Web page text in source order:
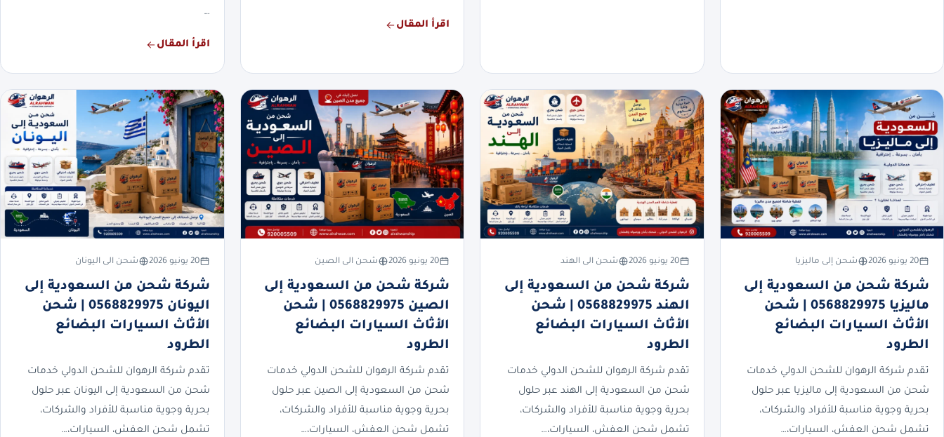
اقرأ المقال
…
اقرأ المقال
20 يونيو 2026 شحن إلى ماليزيا
شركة شحن من السعودية إلى
ماليزيا 0568829975 | شحن
الأثاث السيارات البضائع
الطرود
تقدم شركة الرهوان للشحن الدولي خدمات
شحن من السعودية إلى ماليزيا عبر حلول
بحرية وجوية مناسبة للأفراد والشركات،
تشمل شحن العفش، السيارات،…
20 يونيو 2026 شحن الى الهند
شركة شحن من السعودية إلى
الهند 0568829975 | شحن
الأثاث السيارات البضائع
الطرود
تقدم شركة الرهوان للشحن الدولي خدمات
شحن من السعودية إلى الهند عبر حلول
بحرية وجوية مناسبة للأفراد والشركات،
تشمل شحن العفش، السيارات،…
20 يونيو 2026 شحن الى الصين
شركة شحن من السعودية إلى
الصين 0568829975 | شحن
الأثاث السيارات البضائع
الطرود
تقدم شركة الرهوان للشحن الدولي خدمات
شحن من السعودية إلى الصين عبر حلول
بحرية وجوية مناسبة للأفراد والشركات،
تشمل شحن العفش، السيارات،…
20 يونيو 2026 شحن الى اليونان
شركة شحن من السعودية إلى
اليونان 0568829975 | شحن
الأثاث السيارات البضائع
الطرود
تقدم شركة الرهوان للشحن الدولي خدمات
شحن من السعودية إلى اليونان عبر حلول
بحرية وجوية مناسبة للأفراد والشركات،
تشمل شحن العفش، السيارات،…